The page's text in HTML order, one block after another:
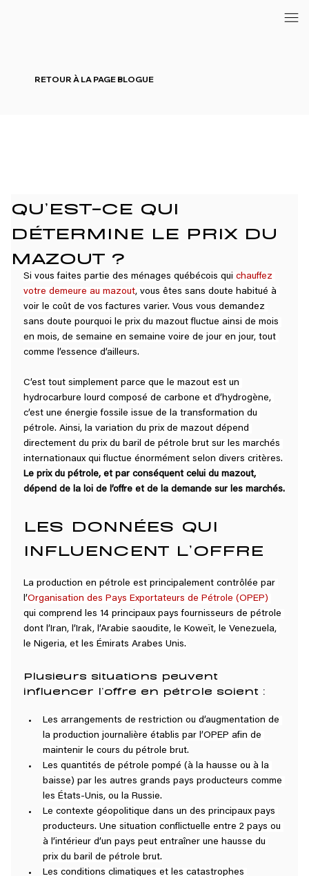
RETOUR À LA PAGE BLOGUE
QU’EST-CE QUI
DÉTERMINE LE PRIX DU
MAZOUT ?
Si vous faites partie des ménages québécois qui chauffez
votre demeure au mazout, vous êtes sans doute habitué à
voir le coût de vos factures varier. Vous vous demandez
sans doute pourquoi le prix du mazout fluctue ainsi de mois
en mois, de semaine en semaine voire de jour en jour, tout
comme l’essence d’ailleurs.
C’est tout simplement parce que le mazout est un
hydrocarbure lourd composé de carbone et d’hydrogène,
c’est une énergie fossile issue de la transformation du
pétrole. Ainsi, la variation du prix de mazout dépend
directement du prix du baril de pétrole brut sur les marchés
internationaux qui fluctue énormément selon divers critères.
Le prix du pétrole, et par conséquent celui du mazout,
dépend de la loi de l’offre et de la demande sur les marchés.
LES DONNÉES QUI
INFLUENCENT L’OFFRE
La production en pétrole est principalement contrôlée par
l’Organisation des Pays Exportateurs de Pétrole (OPEP)
qui comprend les 14 principaux pays fournisseurs de pétrole
dont l’Iran, l’Irak, l’Arabie saoudite, le Koweït, le Venezuela,
le Nigeria, et les Émirats Arabes Unis.
Plusieurs situations peuvent
influencer l’offre en pétrole soient :
Les arrangements de restriction ou d’augmentation de
la production journalière établis par l’OPEP afin de
maintenir le cours du pétrole brut.
Les quantités de pétrole pompé (à la hausse ou à la
baisse) par les autres grands pays producteurs comme
les États-Unis, ou la Russie.
Le contexte géopolitique dans un des principaux pays
producteurs. Une situation conflictuelle entre 2 pays ou
à l’intérieur d’un pays peut entraîner une hausse du
prix du baril de pétrole brut.
Les conditions climatiques et les catastrophes